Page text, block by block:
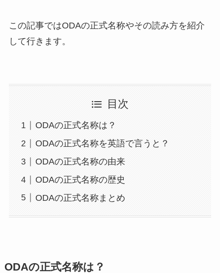
この記事ではODAの正式名称やその読み方を紹介
して行きます。
目次
ODAの正式名称は？
ODAの正式名称を英語で言うと？
ODAの正式名称の由来
ODAの正式名称の歴史
ODAの正式名称まとめ
ODAの正式名称は？